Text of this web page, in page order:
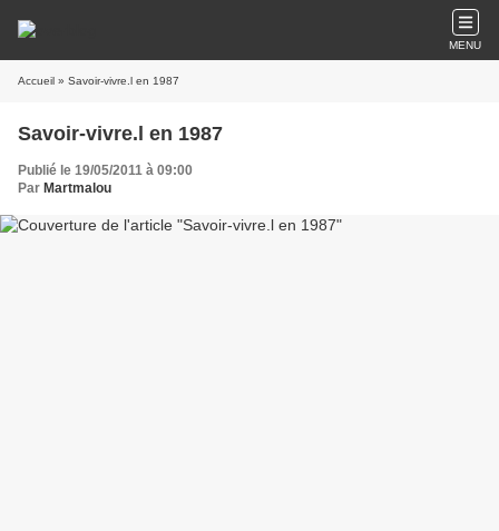
MENU
Accueil » Savoir-vivre.l en 1987
Savoir-vivre.l en 1987
Publié le 19/05/2011 à 09:00
Par Martmalou